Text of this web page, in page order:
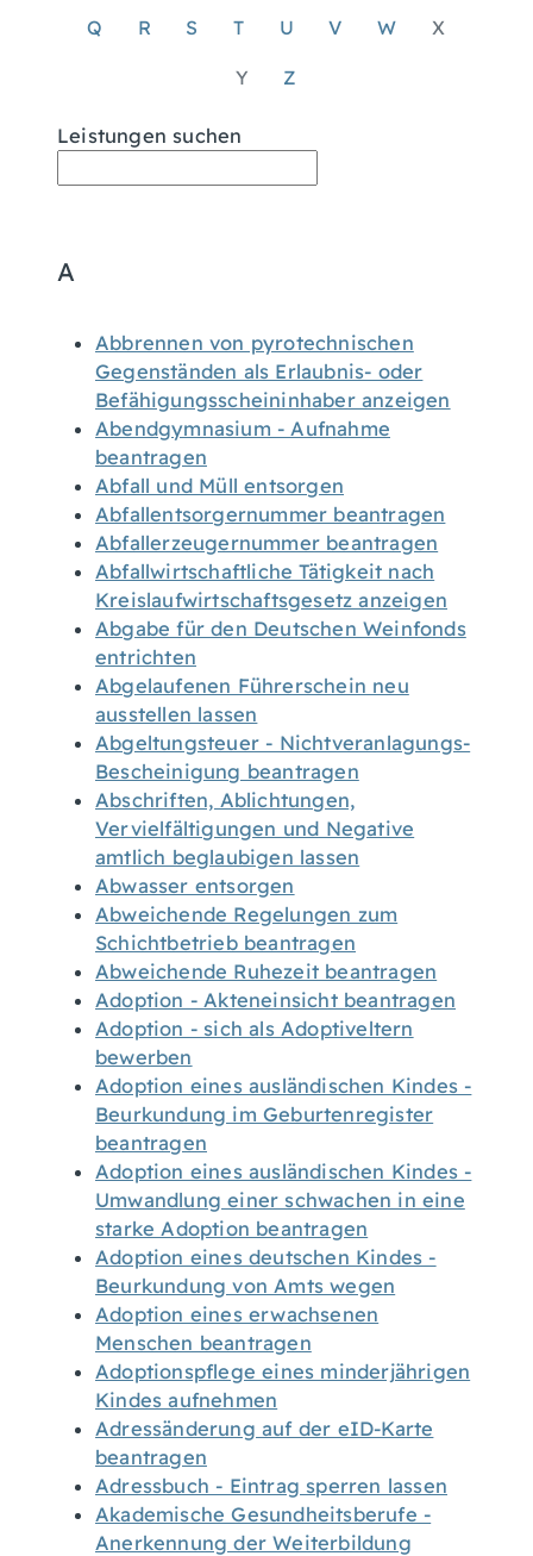
Q R S T U V W X
Y Z
Leistungen suchen
A
Abbrennen von pyrotechnischen
Gegenständen als Erlaubnis- oder
Befähigungsscheininhaber anzeigen
Abendgymnasium - Aufnahme
beantragen
Abfall und Müll entsorgen
Abfallentsorgernummer beantragen
Abfallerzeugernummer beantragen
Abfallwirtschaftliche Tätigkeit nach
Kreislaufwirtschaftsgesetz anzeigen
Abgabe für den Deutschen Weinfonds
entrichten
Abgelaufenen Führerschein neu
ausstellen lassen
Abgeltungsteuer - Nichtveranlagungs-
Bescheinigung beantragen
Abschriften, Ablichtungen,
Vervielfältigungen und Negative
amtlich beglaubigen lassen
Abwasser entsorgen
Abweichende Regelungen zum
Schichtbetrieb beantragen
Abweichende Ruhezeit beantragen
Adoption - Akteneinsicht beantragen
Adoption - sich als Adoptiveltern
bewerben
Adoption eines ausländischen Kindes -
Beurkundung im Geburtenregister
beantragen
Adoption eines ausländischen Kindes -
Umwandlung einer schwachen in eine
starke Adoption beantragen
Adoption eines deutschen Kindes -
Beurkundung von Amts wegen
Adoption eines erwachsenen
Menschen beantragen
Adoptionspflege eines minderjährigen
Kindes aufnehmen
Adressänderung auf der eID-Karte
beantragen
Adressbuch - Eintrag sperren lassen
Akademische Gesundheitsberufe -
Anerkennung der Weiterbildung